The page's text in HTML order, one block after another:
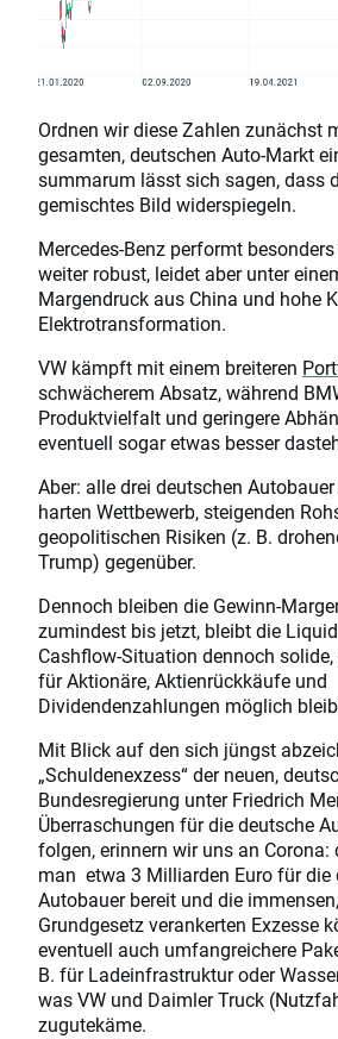
Ordnen wir diese Zahlen zunächst
gesamten, deutschen Auto-Markt
summarum lässt sich sagen, dass
gemischtes Bild widerspiegeln.
Mercedes-Benz performt
weiter robust, leidet aber unter
Margendruck aus China und hohe
Elektrotransformation.
VW kämpft mit einem breiteren
schwächerem Absatz, während
Produktvielfalt und geringere
eventuell sogar etwas besser
Aber: alle drei deutschen
harten Wettbewerb, steigenden
geopolitischen Risiken (z. B.
Trump) gegenüber.
Dennoch bleiben die Gewinn-
zumindest bis jetzt, bleibt die
Cashflow-Situation dennoch
für Aktionäre, Aktienrückkäufe und
Dividendenzahlungen möglich
Mit Blick auf den sich jüngst
„Schuldenexzess“ der neuen,
Bundesregierung unter Friedrich
Überraschungen für die deutsche
folgen, erinnern wir uns an
man etwa 3 Milliarden Euro für die
Autobauer bereit und die
Grundgesetz verankerten Exzesse
eventuell auch umfangreichere
B. für Ladeinfrastruktur oder
was VW und Daimler Truck
zugutekäme.